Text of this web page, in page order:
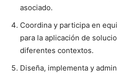
asociado.
Coordina y participa en
para la aplicación de
diferentes contextos.
Diseña, implementa y